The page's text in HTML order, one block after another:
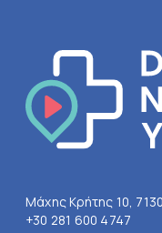
Μάχης Κρήτης 10,
+30 281 600 4747